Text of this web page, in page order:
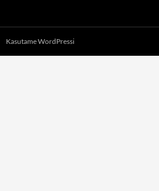
Kasutame WordPressi